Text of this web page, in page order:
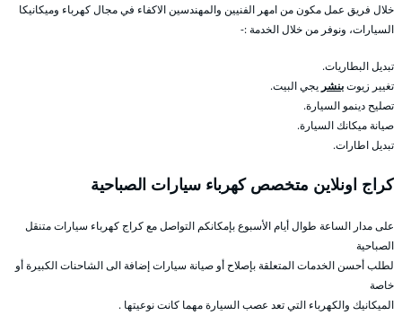
خلال فريق عمل مكون من امهر الفنيين والمهندسين الاكفاء في مجال كهرباء وميكانيكا
السيارات، ونوفر من خلال الخدمة :-
تبديل البطاريات.
تغيير زيوتبنشر يجي البيت.
تصليح دينمو السيارة.
صيانة ميكانك السيارة.
تبديل اطارات.
كراج اونلاين متخصص كهرباء سيارات الصباحية
على مدار الساعة طوال أيام الأسبوع بإمكانكم التواصل مع كراج كهرباء سيارات متنقل
الصباحية
لطلب أحسن الخدمات المتعلقة بإصلاح أو صيانة سيارات إضافة الى الشاحنات الكبيرة أو
خاصة
الميكانيك والكهرباء التي تعد عصب السيارة مهما كانت نوعيتها .